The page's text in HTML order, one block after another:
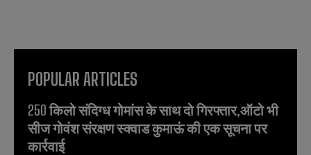
POPULAR ARTICLES
250 किलो संदिग्ध गोमांस के साथ दो गिरफ्तार,ऑटो भी
सीज गोवंश संरक्षण स्क्वाड कुमाऊं की एक सूचना पर
कार्रवाई